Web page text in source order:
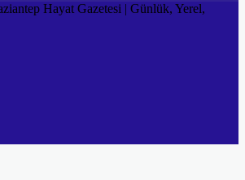
Hayat Gazetesi | Günlük, Yerel,